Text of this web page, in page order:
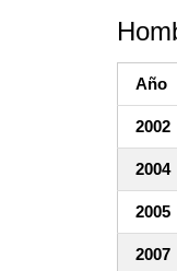
Año
2002
2004
2005
2007